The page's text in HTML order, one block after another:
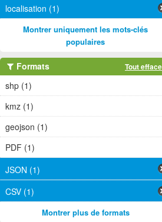
localisation (1)
Montrer uniquement les mots-clés
populaires
Formats Tout
shp (1)
kmz (1)
geojson (1)
PDF (1)
JSON (1)
CSV (1)
Montrer plus de formats